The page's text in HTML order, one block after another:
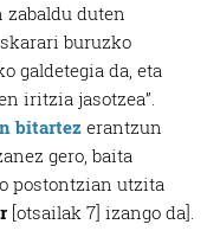
zabaldu duten
buruzko
galdetegia da, eta
iritzia jasotzea”.
bitartez erantzun
gero, baita
postontzian utzita
[otsailak 7] izango da].